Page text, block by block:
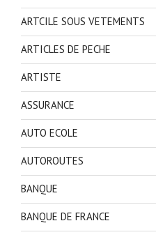
ARTCILE SOUS VETEMENTS
ARTICLES DE PECHE
ARTISTE
ASSURANCE
AUTO ECOLE
AUTOROUTES
BANQUE
BANQUE DE FRANCE